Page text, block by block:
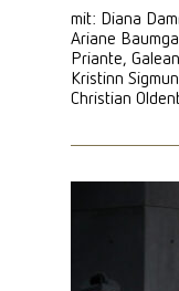
mit: Diana
Ariane
Priante,
Kristinn
Christian